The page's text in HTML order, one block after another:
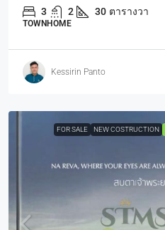
3 2 30 ตารางวา
TOWNHOME
Kessirin Panto
FOR SALE NEW COSTRUCTION